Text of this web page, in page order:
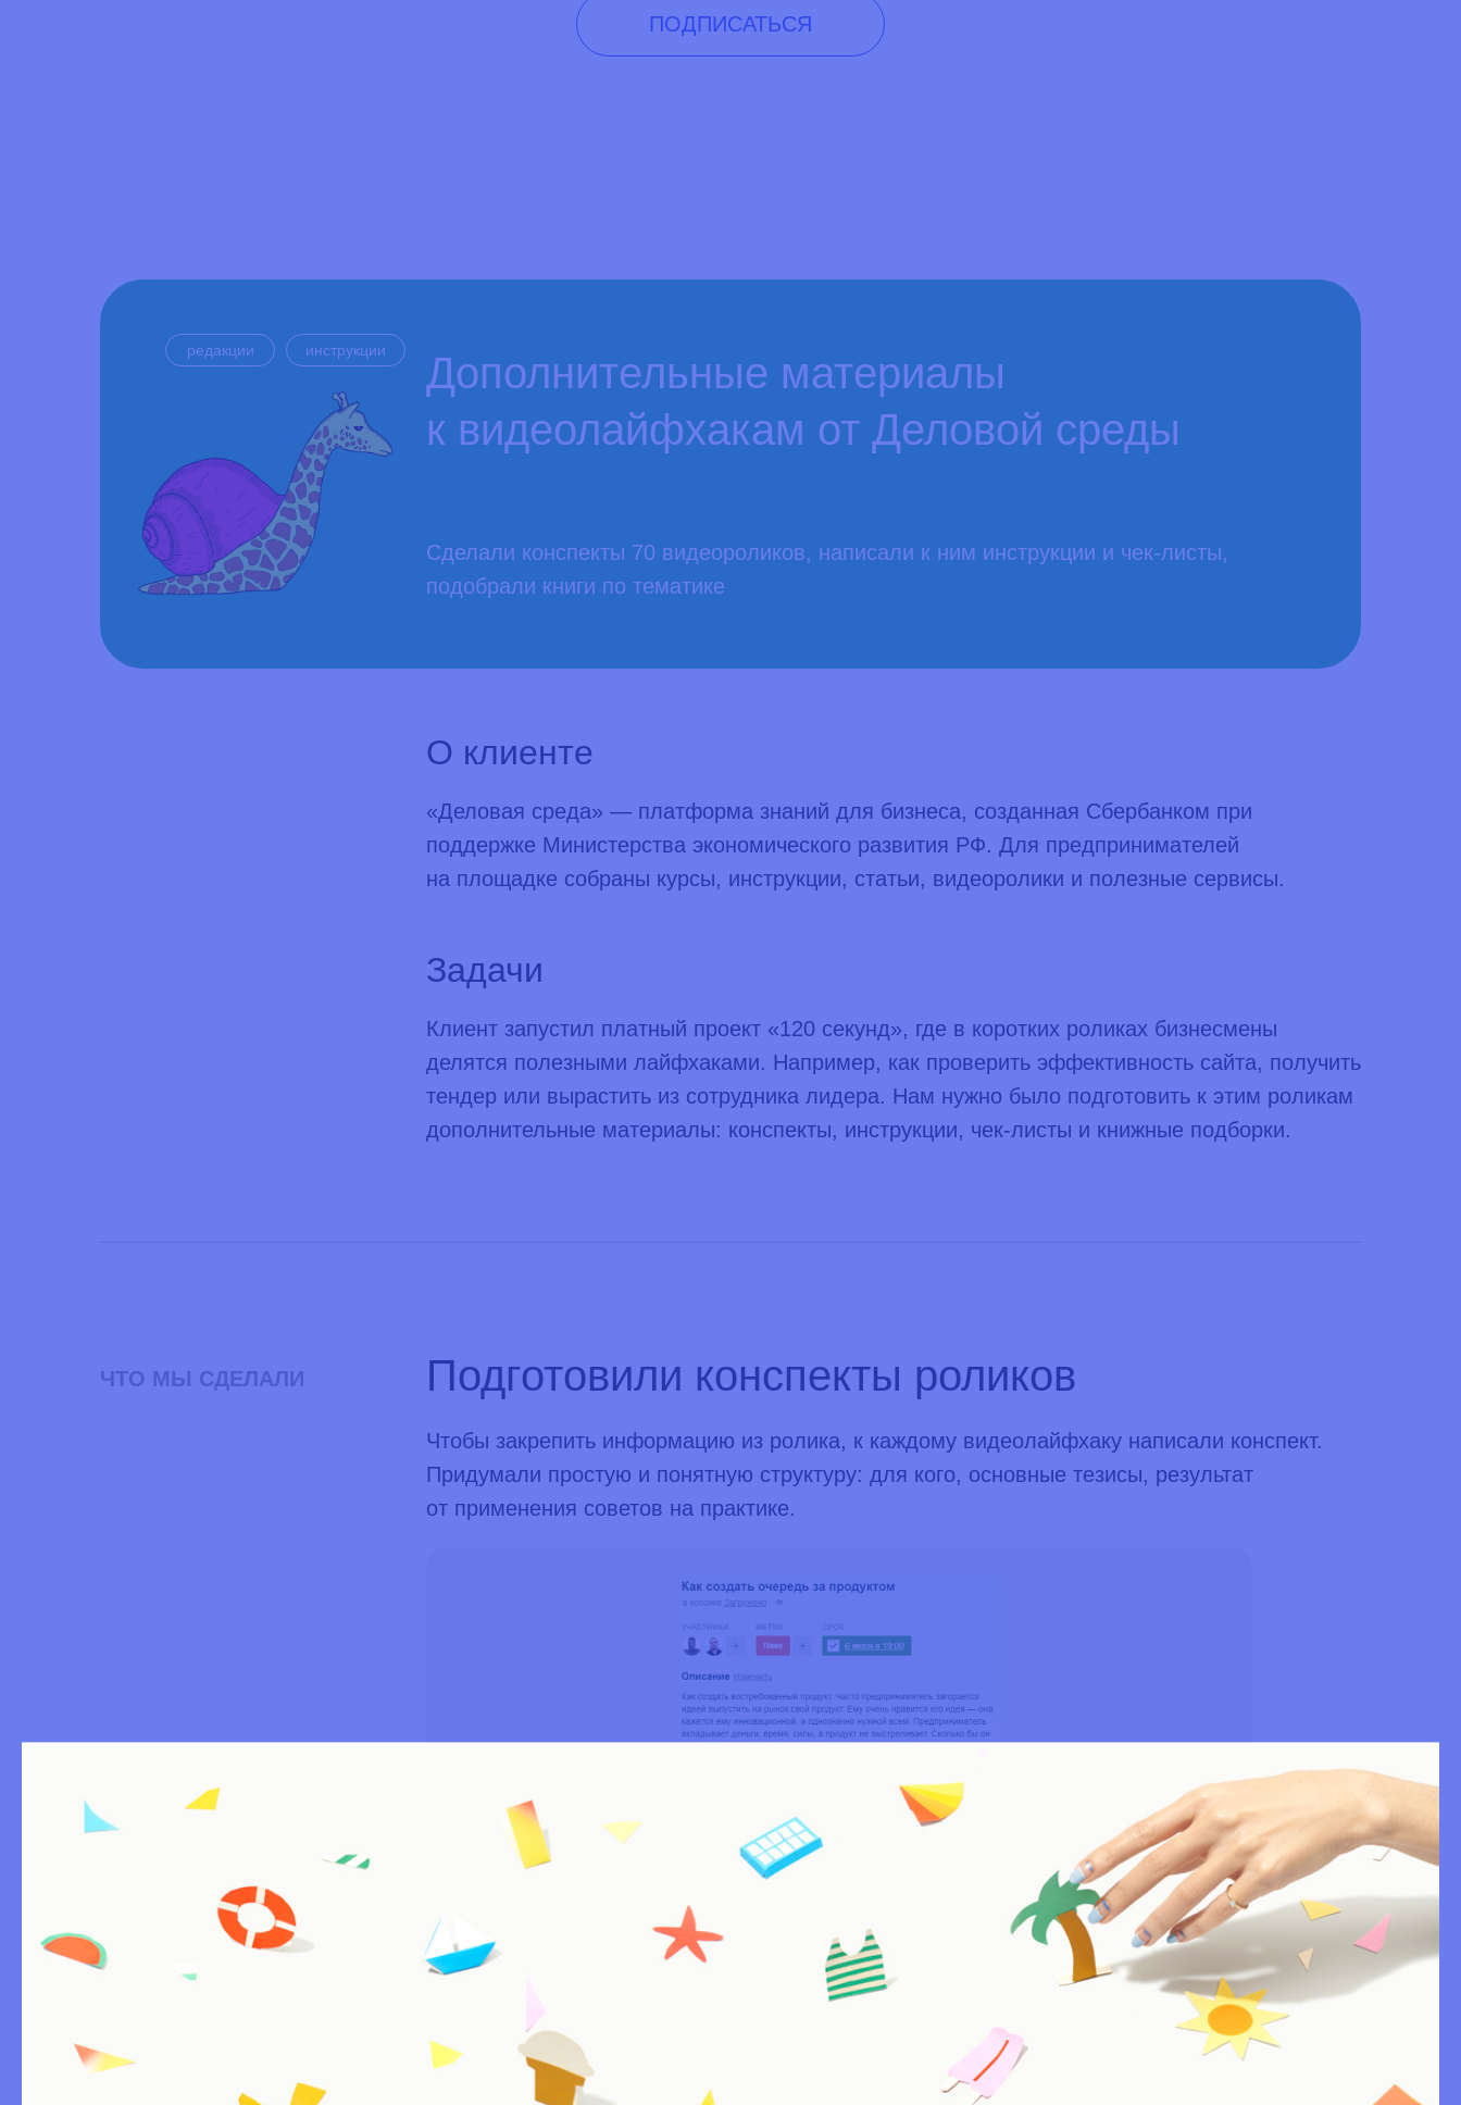
ПОДПИСАТЬСЯ
редакции инструкции
Дополнительные материалы
к видеолайфхакам от Деловой среды
Сделали конспекты 70 видеороликов, написали к ним инструкции и чек-листы,
подобрали книги по тематике
О клиенте
«Деловая среда» — платформа знаний для бизнеса, созданная Сбербанком при
поддержке Министерства экономического развития РФ. Для предпринимателей
на площадке собраны курсы, инструкции, статьи, видеоролики и полезные сервисы.
Задачи
Клиент запустил платный проект «120 секунд», где в коротких роликах бизнесмены
делятся полезными лайфхаками. Например, как проверить эффективность сайта, получить
тендер или вырастить из сотрудника лидера. Нам нужно было подготовить к этим роликам
дополнительные материалы: конспекты, инструкции, чек-листы и книжные подборки.
ЧТО МЫ СДЕЛАЛИ Подготовили конспекты роликов
Чтобы закрепить информацию из ролика, к каждому видеолайфхаку написали конспект.
Придумали простую и понятную структуру: для кого, основные тезисы, результат
от применения советов на практике.